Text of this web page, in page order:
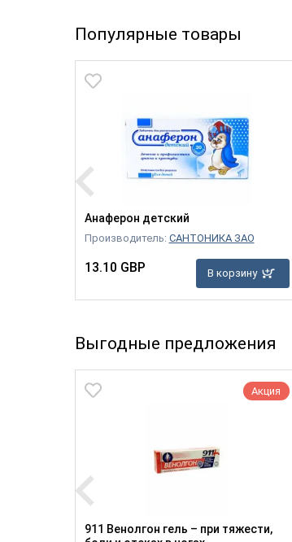
Популярные товары
Анаферон детский
Производитель: САНТОНИКА ЗАО
13.10 GBP В корзину
Выгодные предложения
Акция
911 Венолгон гель – при тяжести,